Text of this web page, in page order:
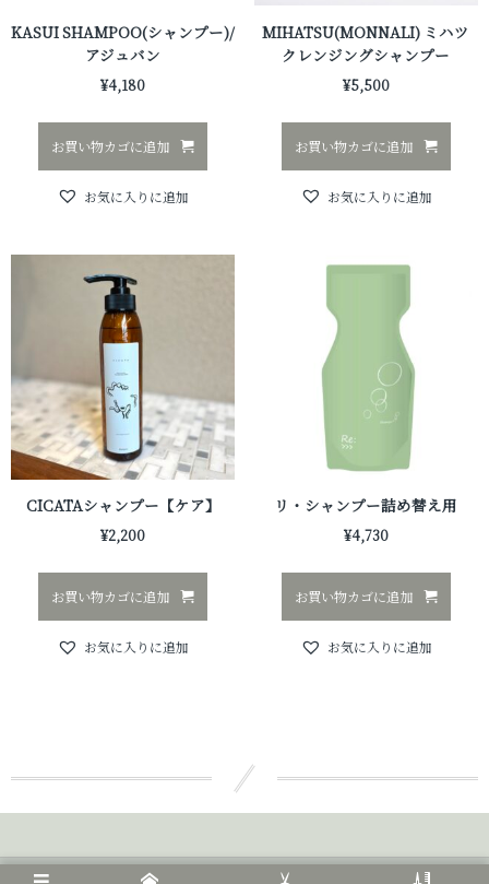
KASUI SHAMPOO(シャンプー)/
アジュバン
¥4,180
お買い物カゴに追加
お気に入りに追加
MIHATSU(MONNALI) ミハツ
クレンジングシャンプー
¥5,500
お買い物カゴに追加
お気に入りに追加
CICATAシャンプー【ケア】
¥2,200
お買い物カゴに追加
お気に入りに追加
リ・シャンプー詰め替え用
¥4,730
お買い物カゴに追加
お気に入りに追加